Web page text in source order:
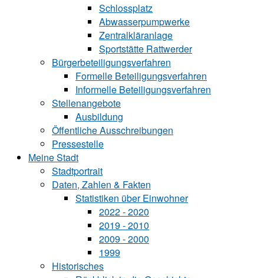
Schlossplatz
Abwasserpumpwerke
Zentralkläranlage
Sportstätte Rattwerder
Bürgerbeteiligungsverfahren
Formelle Beteiligungsverfahren
Informelle Beteiligungsverfahren
Stellenangebote
Ausbildung
Öffentliche Ausschreibungen
Pressestelle
Meine Stadt
Stadtportrait
Daten, Zahlen & Fakten
Statistiken über Ein‍woh‍ner
2022 - 2020
2019 - 2010
2009 - 2000
1999
Historisches